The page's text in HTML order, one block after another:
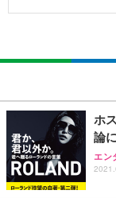
ホ
論
エン